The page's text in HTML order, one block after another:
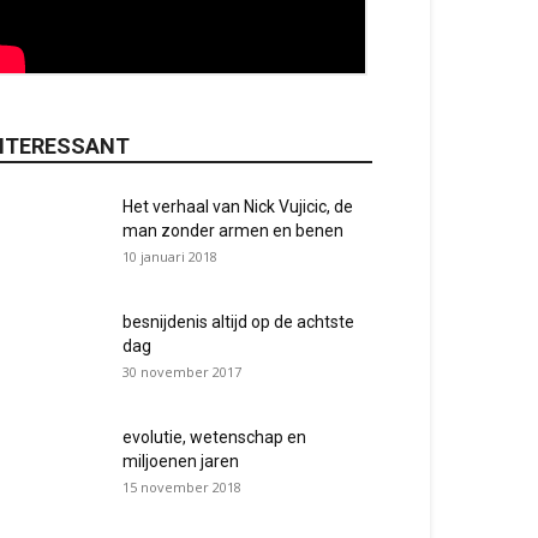
Het verhaal van Nick Vujicic, de
man zonder armen en benen
10 januari 2018
besnijdenis altijd op de achtste
dag
30 november 2017
evolutie, wetenschap en
miljoenen jaren
15 november 2018